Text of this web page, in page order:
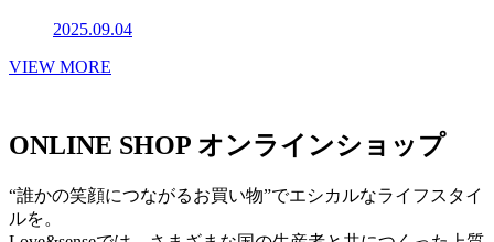
2025.09.04
VIEW MORE
ONLINE SHOP オンラインショップ
“誰かの笑顔につながるお買い物”でエシカルなライフスタイ
ルを。